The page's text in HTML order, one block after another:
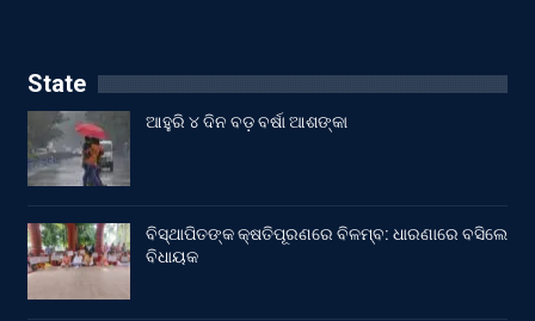
State
ଆହୁରି ୪ ଦିନ ବଡ଼ ବର୍ଷା ଆଶଙ୍କା
ବିସ୍ଥାପିତଙ୍କ କ୍ଷତିପୂରଣରେ ବିଳମ୍ବ: ଧାରଣାରେ ବସିଲେ
ବିଧାୟକ